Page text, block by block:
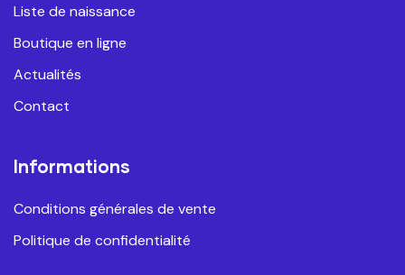
Liste de naissance
Boutique en ligne
Actualités
Contact
Informations
Conditions générales de vente
Politique de confidentialité